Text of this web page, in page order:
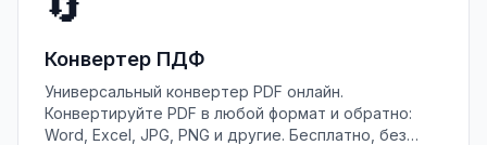
Конвертер ПДФ
Универсальный конвертер PDF онлайн.
Конвертируйте PDF в любой формат и обратно:
Word, Excel, JPG, PNG и другие. Бесплатно, без